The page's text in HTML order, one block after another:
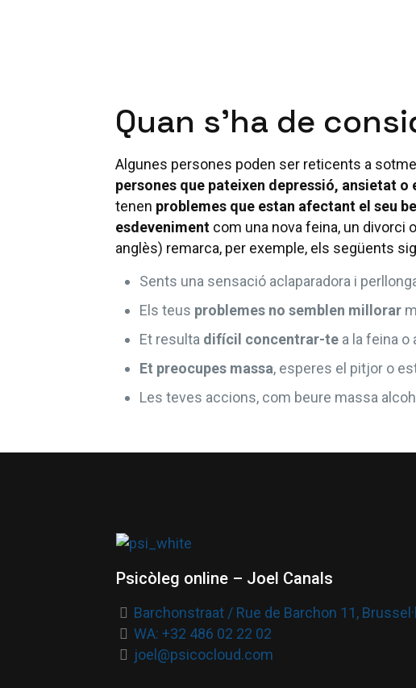
Quan s’ha de
Algunes persones poden ser reticents a
persones que pateixen depressió, ansietat
tenen problemes que estan afectant el seu
esdevenimentcom una nova feina, un divorci
anglès) remarca, per exemple, els següents
Sents una sensació aclaparadora i
Els teus problemes no semblen millorar
Et resulta difícil concentrar-tea la feina o
Et preocupes massa, esperes el pitjor o
Les teves accions, com beure massa
Psicòleg online – Joel Canals
Barchonstraat / Rue de Barchon 11,
WA: +32 486 02 22 02
joel@psicocloud.com